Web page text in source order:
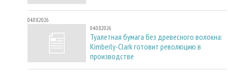
04.08.2026
04.08.2026
Туалетная бумага без древесного волокна:
Kimberly-Clark готовит революцию в
производстве